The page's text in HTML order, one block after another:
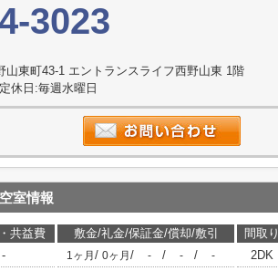
3023
山東町43-1 エントランスライフ西野山東 1階
休日:毎週水曜日
室情報
共益費 敷金/礼金/保証金/償却/敷引 間取り
- 1ヶ月 / 0ヶ月 / - / - / - 2DK